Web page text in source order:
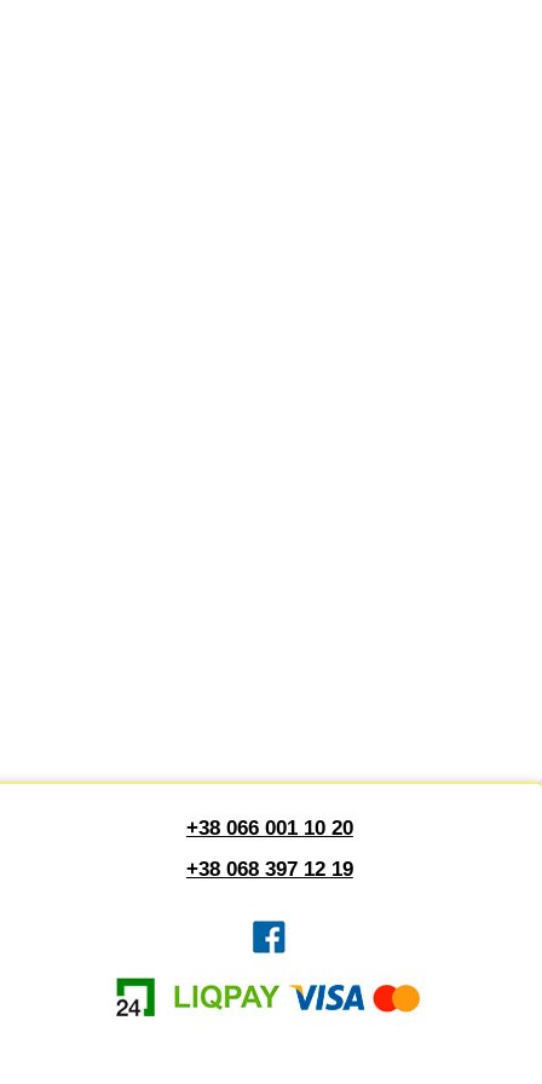
+38 066 001 10 20
+38 068 397 12 19